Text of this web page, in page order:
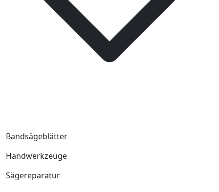
Bandsägeblätter
Handwerkzeuge
Sägereparatur